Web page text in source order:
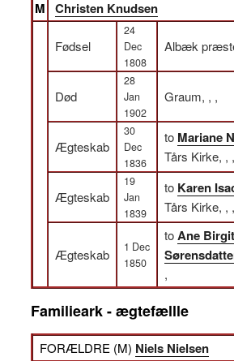
M Christen Knudsen
Fødsel
24
Dec
1808
Albæk
Død
28
Jan
1902
Graum, , ,
Ægteskab
30
Dec
1836
to Mariane
Tårs Kirke, , ,
Ægteskab
19
Jan
1839
to Karen
Tårs Kirke, , ,
Ægteskab
1 Dec
1850
toAne
,
Familieark - ægtefællle
FORÆLDRE (M) Niels Nielsen